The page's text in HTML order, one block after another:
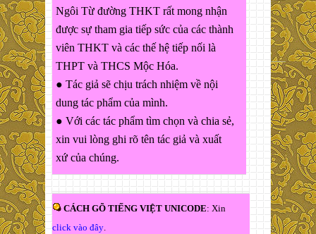
Ngôi Từ đường THKT rất mong nhận
được sự tham gia tiếp sức của các thành
viên THKT và các thế hệ tiếp nối là
THPT và THCS Mộc Hóa.
● Tác giả sẽ chịu trách nhiệm về nội
dung tác phẩm của mình.
● Với các tác phẩm tìm chọn và chia sẻ,
xin vui lòng ghi rõ tên tác giả và xuất
xứ của chúng.
CÁCH GÕ TIẾNG VIỆT UNICODE: Xin
click vào đây.